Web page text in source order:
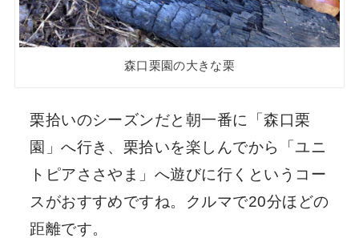
森口栗園の大きな栗
栗拾いのシーズンだと朝一番に「森口栗
園」へ行き、栗拾いを楽しんでから「ユニ
トピアささやま」へ遊びに行くというコー
スがおすすめですね。クルマで20分ほどの
距離です。